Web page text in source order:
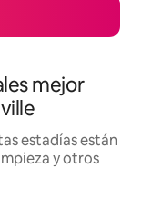
mejor
estadías están
y otros